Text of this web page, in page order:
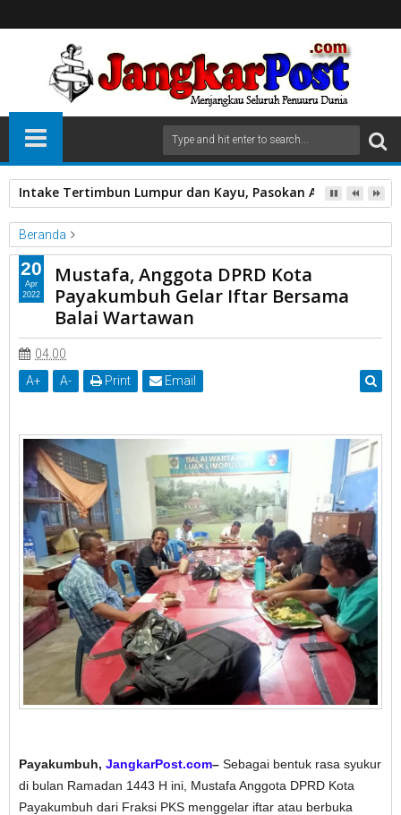
Intake Tertimbun Lumpur dan Kayu, Pasokan Air Bersih di
Beranda
Anggota DPRD
Balai Wartawan
Gelar Iftitar
Kota Payakumbuh
Mustafa
Mustafa, Anggota DPRD Kota Payakumbuh Gelar Iftar Bersama
Balai Wartawan
Mustafa, Anggota DPRD Kota
Payakumbuh Gelar Iftar Bersama
Balai Wartawan
04.00
A+ A- Print Email
Payakumbuh, JangkarPost.com– Sebagai bentuk rasa syukur
di bulan Ramadan 1443 H ini, Mustafa Anggota DPRD Kota
Payakumbuh dari Fraksi PKS menggelar iftar atau berbuka
20
Apr
2022